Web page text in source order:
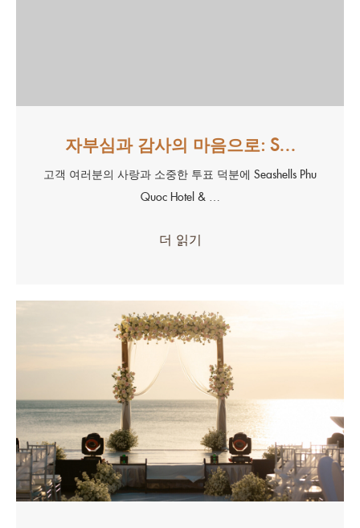
자부심과 감사의 마음으로: S…
고객 여러분의 사랑과 소중한 투표 덕분에 Seashells Phu
Quoc Hotel & …
더 읽기